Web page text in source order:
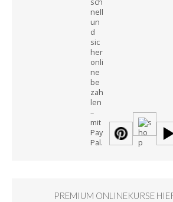
PREMIUM ONLINEKURSE